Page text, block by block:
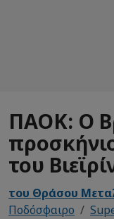
ΠΑΟΚ: Ο
του
του Θράσου
Ποδόσφαιρο